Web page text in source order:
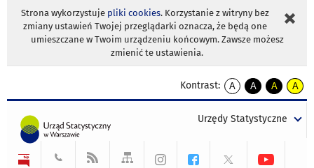
Strona wykorzystuje pliki cookies. Korzystanie z witryny bez
zmiany ustawień Twojej przeglądarki oznacza, że będą one
umieszczane w Twoim urządzeniu końcowym. Zawsze możesz
zmienić te ustawienia.
Kontrast:
A
kontrast
A
kontrast
tekst
czarnym
A
kontrast
tekst
czarnym
A
tekst
żółtym
Urzędy Statystyczne